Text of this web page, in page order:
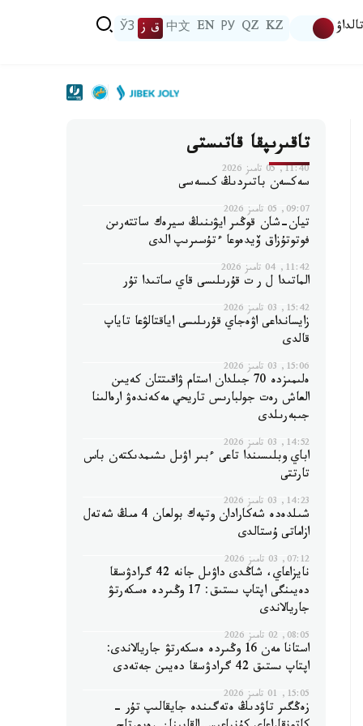
تالداۋ KZ
QZ
РУ
EN
中文 ق ز ЎЗ
تاقىرىپقا قاتىستى
11:40, 05 تامىز 2026
سەكسەن باتىردىڭ كىسەسى
09:07, 05 تامىز 2026
تيان-شان قوڭىر ايۋىنىڭ سيرەك ساتتەرىن
فوتوتۇزاق ۆيدەوعا ءتۇسىرىپ الدى
11:42, 04 تامىز 2026
الماتىدا ل ر ت قۇرىلىسى قاي ساتىدا تۇر
15:42, 03 تامىز 2026
زايسانداعى اۋەجاي قۇرىلىسى اياقتالۋعا تاياپ
قالدى
15:06, 03 تامىز 2026
ەلىمىزدە 70 جىلدان استام ۋاقىتتان كەيىن
العاش رەت جولبارىس تاريحي مەكەندەۋ ارەالىنا
جىبەرىلدى
14:52, 03 تامىز 2026
اباي وبلىسىندا تاعى ءبىر اۋىل ىشىمدىكتەن باس
تارتتى
14:23, 03 تامىز 2026
شىلدەدە شەكارادان وتپەك بولعان 4 مىڭ شەتەل
ازاماتى ۇستالدى
07:12, 03 تامىز 2026
نايزاعاي، شاڭدى داۋىل جانە 42 گرادۋسقا
دەيىنگى اپتاپ ىستىق: 17 وڭىردە ەسكەرتۋ
جاريالاندى
08:05, 02 تامىز 2026
استانا مەن 16 وڭىردە ەسكەرتۋ جاريالاندى:
اپتاپ ىستىق 42 گرادۋسقا دەيىن جەتەدى
15:05, 01 تامىز 2026
زەڭگىر تاۋدىڭ ەتەگىندە جايقالىپ تۇر -